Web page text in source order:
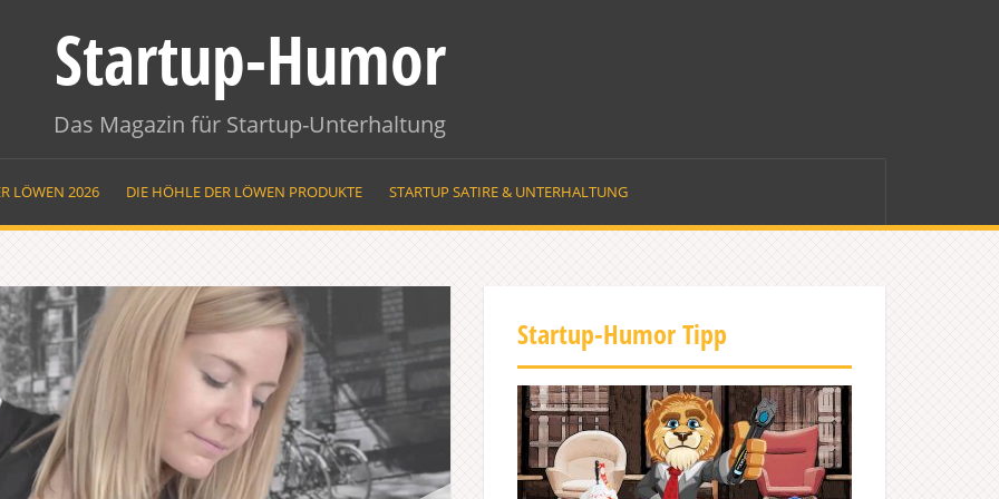
Startup-Humor
Das Magazin für Startup-Unterhaltung
LÖWEN 2026 DIE HÖHLE DER LÖWEN PRODUKTE STARTUP SATIRE & UNTERHALTUNG
Startup-Humor Tipp